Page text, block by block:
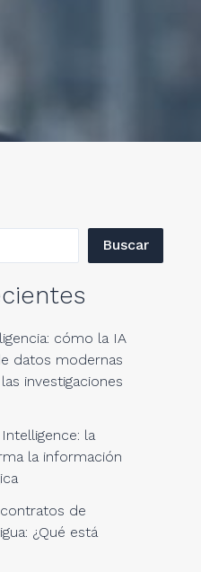
Buscar
cómo la IA
datos modernas
investigaciones
la
la información
de
¿Qué está